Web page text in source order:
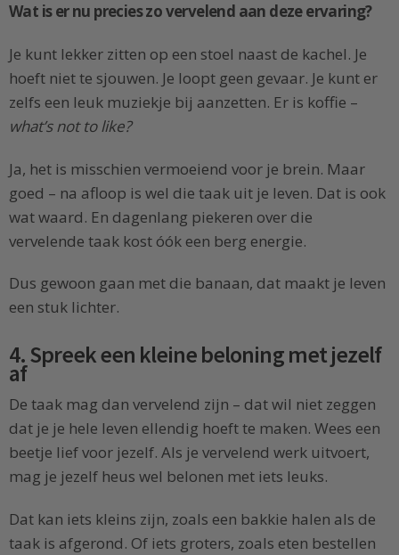
Wat is er nu precies zo vervelend aan deze ervaring?
Je kunt lekker zitten op een stoel naast de kachel. Je
hoeft niet te sjouwen. Je loopt geen gevaar. Je kunt er
zelfs een leuk muziekje bij aanzetten. Er is koffie –
what’s not to like?
Ja, het is misschien vermoeiend voor je brein. Maar
goed – na afloop is wel die taak uit je leven. Dat is ook
wat waard. En dagenlang piekeren over die
vervelende taak kost óók een berg energie.
Dus gewoon gaan met die banaan, dat maakt je leven
een stuk lichter.
4. Spreek een kleine beloning met jezelf
af
De taak mag dan vervelend zijn – dat wil niet zeggen
dat je je hele leven ellendig hoeft te maken. Wees een
beetje lief voor jezelf. Als je vervelend werk uitvoert,
mag je jezelf heus wel belonen met iets leuks.
Dat kan iets kleins zijn, zoals een bakkie halen als de
taak is afgerond. Of iets groters, zoals eten bestellen